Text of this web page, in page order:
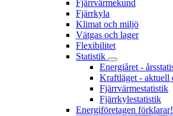
Fjärrvärmekund
Fjärrkyla
Klimat och miljö
Vätgas och lager
Flexibilitet
Statistik
Energiåret -
Kraftläget - aktuell
Fjärrvärmestatistik
Fjärrkylestatistik
Energiföretagen förklarar!